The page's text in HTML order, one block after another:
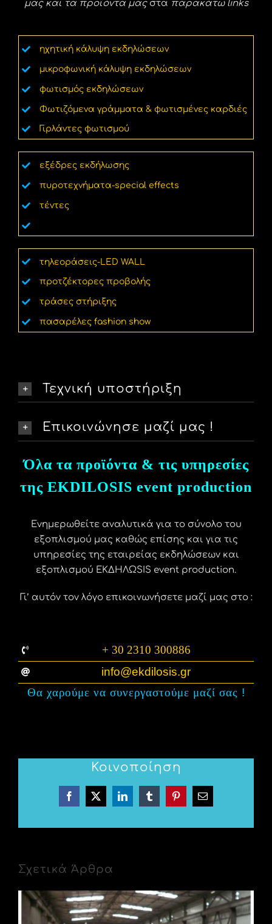
μας και τα προϊόντα μαςστα παρακάτω links
ηχητική κάλυψη εκδηλώσεων
μικροφωνική κάλυψη εκδηλώσεων
φωτισμός εκδηλώσεων
Φωτιζόμενα γράμματα & φωτισμένες καρδιές
Γιρλάντες φωτισμού
εξέδρες εκδήλωσης
πυροτεχνήματα-special effects
τέντες
τηλεοράσεις-LED WALL
προτζέκτορες προβολής
τράσες στήριξης
πασαρέλες fashion show
Τεχνική υποστήριξη
Επικοινώνησε μαζί μας !
Όλα τα προϊόντα & τις υπηρεσίες
της EKDILOSIS event production
Ενημερωθείτε αναλυτικά για το σύνολο του
εξοπλισμού μας καθώς επίσης και για τις
υπηρεσίες της εταιρείας εκδηλώσεων και
εξοπλισμού ΕΚΔΗΛΩSIS event production.
Γι’ αυτόν τον λόγο επικοινωνήσετε μαζί μας στο :
+ 30 2310 300886
info@ekdilosis.gr
Θα χαρούμε να συνεργαστούμε μαζί σας !
Κοινοποίηση
Facebook
X LinkedInTumblrPinterestEmail
Σχετικά Άρθρα